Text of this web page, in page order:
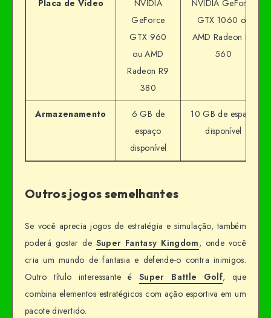
Placa de Vídeo
NVIDIA
GeForce
GTX 960
ou AMD
Radeon R9
380
NVIDIA GeForce
GTX 1060 ou
AMD Radeon RX
560
Armazenamento
6 GB de
espaço
disponível
10 GB de espaço
disponível
Outros jogos semelhantes
Se você aprecia jogos de estratégia e simulação, também
poderá gostar de Super Fantasy Kingdom, onde você
cria um mundo de fantasia e defende-o contra inimigos.
Outro título interessante éSuper Battle Golf, que
combina elementos estratégicos com ação esportiva em um
pacote divertido.